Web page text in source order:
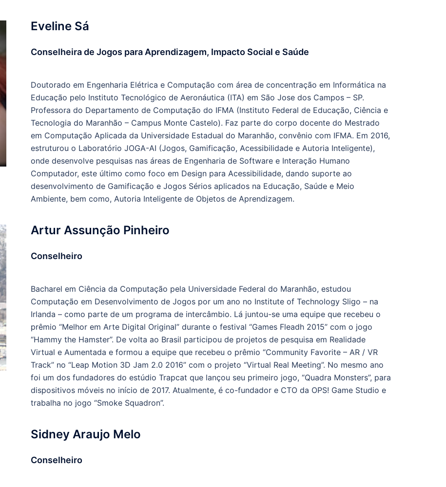
Eveline Sá
Conselheira de Jogos para Aprendizagem, Impacto Social e Saúde
Doutorado em Engenharia Elétrica e Computação com área de concentração em Informática na
Educação pelo Instituto Tecnológico de Aeronáutica (ITA) em São Jose dos Campos – SP.
Professora do Departamento de Computação do IFMA (Instituto Federal de Educação, Ciência e
Tecnologia do Maranhão – Campus Monte Castelo). Faz parte do corpo docente do Mestrado
em Computação Aplicada da Universidade Estadual do Maranhão, convênio com IFMA. Em 2016,
estruturou o Laboratório JOGA-AI (Jogos, Gamificação, Acessibilidade e Autoria Inteligente),
onde desenvolve pesquisas nas áreas de Engenharia de Software e Interação Humano
Computador, este último como foco em Design para Acessibilidade, dando suporte ao
desenvolvimento de Gamificação e Jogos Sérios aplicados na Educação, Saúde e Meio
Ambiente, bem como, Autoria Inteligente de Objetos de Aprendizagem.
Artur Assunção Pinheiro
Conselheiro
Bacharel em Ciência da Computação pela Universidade Federal do Maranhão, estudou
Computação em Desenvolvimento de Jogos por um ano no Institute of Technology Sligo – na
Irlanda – como parte de um programa de intercâmbio. Lá juntou-se uma equipe que recebeu o
prêmio “Melhor em Arte Digital Original” durante o festival “Games Fleadh 2015” com o jogo
“Hammy the Hamster”. De volta ao Brasil participou de projetos de pesquisa em Realidade
Virtual e Aumentada e formou a equipe que recebeu o prêmio “Community Favorite – AR / VR
Track” no “Leap Motion 3D Jam 2.0 2016” com o projeto “Virtual Real Meeting”. No mesmo ano
foi um dos fundadores do estúdio Trapcat que lançou seu primeiro jogo, “Quadra Monsters”, para
dispositivos móveis no início de 2017. Atualmente, é co-fundador e CTO da OPS! Game Studio e
trabalha no jogo “Smoke Squadron”.
Sidney Araujo Melo
Conselheiro